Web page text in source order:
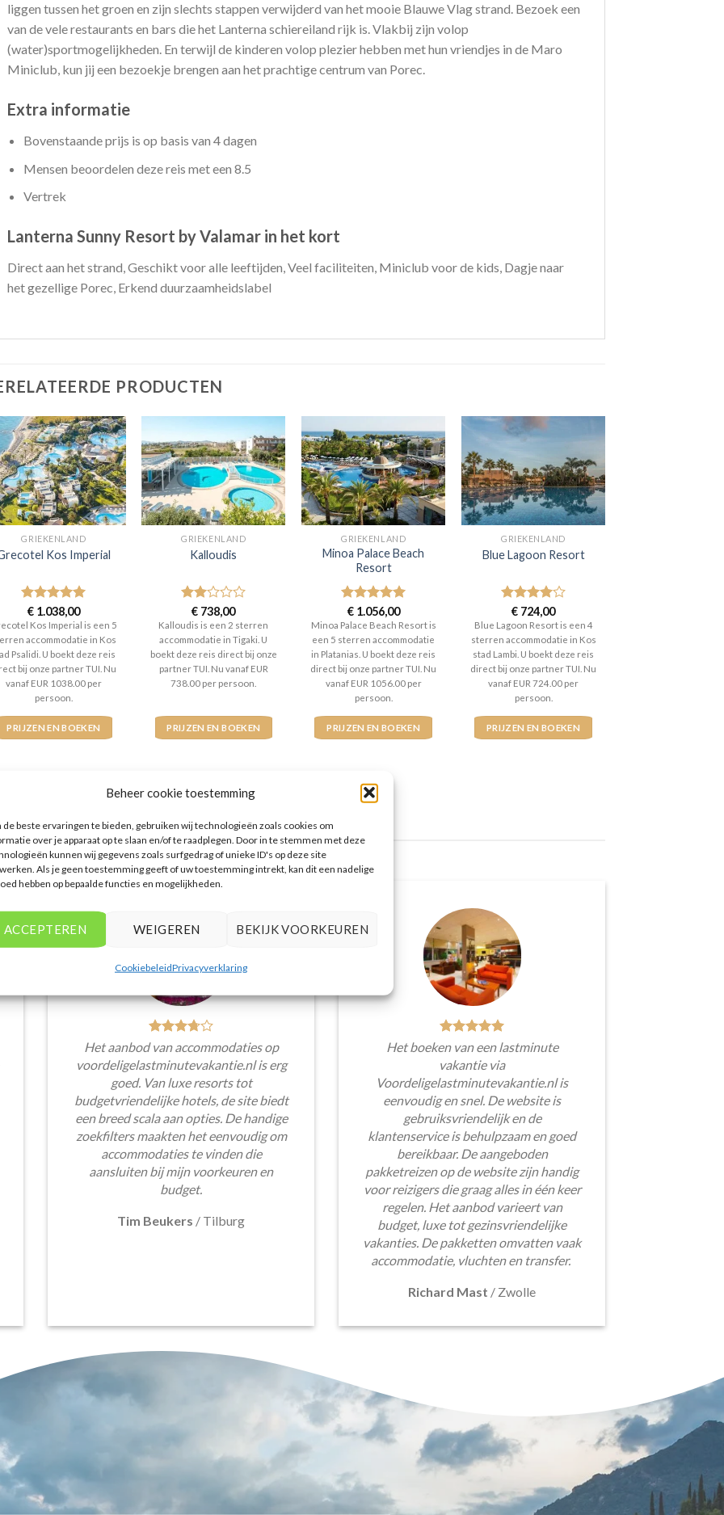
Beheer cookie toestemming
de beste ervaringen te bieden, gebruiken wij technologieën zoals cookies om
over je apparaat op te slaan en/of te raadplegen. Door in te stemmen met deze
kunnen wij gegevens zoals surfgedrag of unieke ID's op deze site
Als je geen toestemming geeft of uw toestemming intrekt, kan dit een nadelige
hebben op bepaalde functies en mogelijkheden.
ACCEPTEREN WEIGEREN BEKIJK VOORKEUREN
CookiebeleidPrivacyverklaring
liggen tussen het groen en zijn slechts stappen verwijderd van het mooie Blauwe Vlag strand. Bezoek een
van de vele restaurants en bars die het Lanterna schiereiland rijk is. Vlakbij zijn volop
(water)sportmogelijkheden. En terwijl de kinderen volop plezier hebben met hun vriendjes in de Maro
Miniclub, kun jij een bezoekje brengen aan het prachtige centrum van Porec.
Extra informatie
Bovenstaande prijs is op basis van 4 dagen
Mensen beoordelen deze reis met een 8.5
Vertrek
Lanterna Sunny Resort by Valamar in het kort
Direct aan het strand, Geschikt voor alle leeftijden, Veel faciliteiten, Miniclub voor de kids, Dagje naar
het gezellige Porec, Erkend duurzaamheidslabel
PRODUCTEN
GRIEKENLAND
Kos Imperial
Gewaardeerd
5uit 5
€1.038,00
Kos Imperial is een 5
accommodatie in Kos
Psalidi. U boekt deze reis
bij onze partner TUI. Nu
vanaf EUR 1038.00 per
persoon.
PRIJZEN EN BOEKEN
GRIEKENLAND
Kalloudis
Gewaardeerd
2uit
5
€ 738,00
Kalloudis is een 2 sterren
accommodatie in Tigaki. U
boekt deze reis direct bij onze
partner TUI. Nu vanaf EUR
738.00 per persoon.
PRIJZEN EN BOEKEN
GRIEKENLAND
Minoa Palace Beach
Resort
Gewaardeerd
5uit 5
€1.056,00
Minoa Palace Beach Resort is
een 5 sterren accommodatie
in Platanias. U boekt deze reis
direct bij onze partner TUI. Nu
vanaf EUR 1056.00 per
persoon.
PRIJZEN EN BOEKEN
GRIEKENLAND
Blue Lagoon Resort
Gewaardeerd
4uit 5
€ 724,00
Blue Lagoon Resort is een 4
sterren accommodatie in Kos
stad Lambi. U boekt deze reis
direct bij onze partner TUI. Nu
vanaf EUR 724.00 per
persoon.
PRIJZEN EN BOEKEN
WAT ZE OVER ONS ZEGGEN
Het aanbod van accommodaties op
voordeligelastminutevakantie.nl is erg
goed. Van luxe resorts tot
budgetvriendelijke hotels, de site biedt
een breed scala aan opties. De handige
zoekfilters maakten het eenvoudig om
accommodaties te vinden die
aansluiten bij mijn voorkeuren en
budget.
Tim Beukers / Tilburg
Het boeken van een lastminute
vakantie via
Voordeligelastminutevakantie.nl is
eenvoudig en snel. De website is
gebruiksvriendelijk en de
klantenservice is behulpzaam en goed
bereikbaar. De aangeboden
pakketreizen op de website zijn handig
voor reizigers die graag alles in één keer
regelen. Het aanbod varieert van
budget, luxe tot gezinsvriendelijke
vakanties. De pakketten omvatten vaak
accommodatie, vluchten en transfer.
Richard Mast / Zwolle